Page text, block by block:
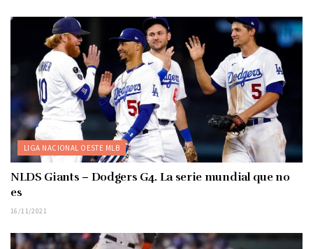
LIGA NACIONAL OESTE MLB
NLDS Giants – Dodgers G4. La serie mundial que no
es
16/11/2021